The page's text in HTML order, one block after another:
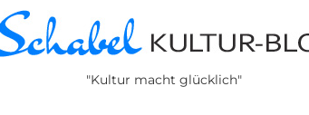
"Kultur macht glücklich"